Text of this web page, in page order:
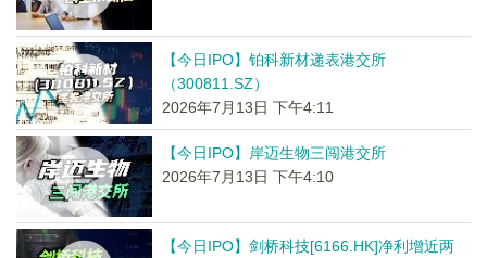
【今日IPO】铂科新材递表港交所
（300811.SZ）
2026年7月13日 下午4:11
【今日IPO】岸迈生物三闯港交所
2026年7月13日 下午4:10
【今日IPO】剑桥科技[6166.HK]净利增近两